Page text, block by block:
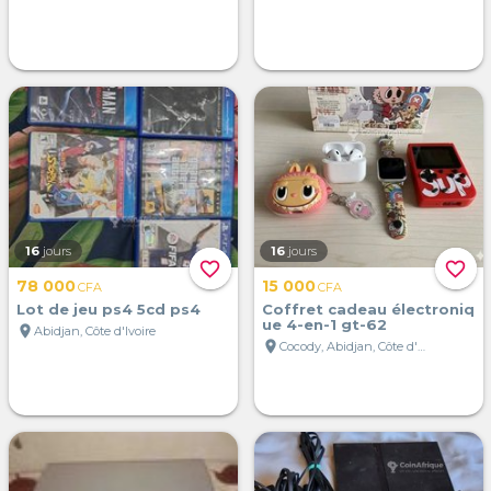
favorite_border
16 jours
78 000CFA
Lot de jeu ps4 5cd ps4
location_on Abidjan, Côte d'Ivoire
favorite_border
16 jours
15 000CFA
Coffret cadeau électroniq
ue 4-en-1 gt-62
location_on
Cocody, Abidjan, Côte d'Ivoire